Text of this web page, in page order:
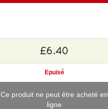
£6.40
Epuisé
Ce produit ne peut être acheté en
ligne